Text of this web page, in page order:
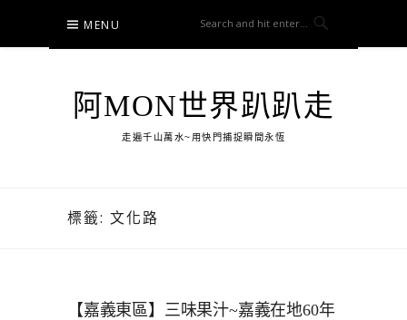
content
MENU
阿MON世界趴趴走
走遍千山萬水~用快門捕捉瞬間永恆
標籤: 文化路
【嘉義東區】三味果汁~嘉義在地60年